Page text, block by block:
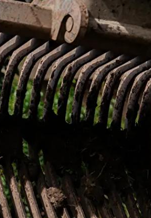
Hoofdadres/
Kalverkampen
9628 TT
info@vertisol.nl
+31 (0)596 - 54